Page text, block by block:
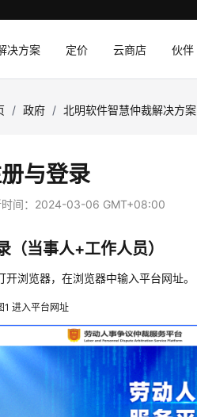
决方案 定价 云商店 伙伴
/ 政府 / 北明软件智慧仲裁解决方案
与登录
间： 2024-03-06 GMT+08:00
（当事人+工作人员）
开浏览器，在浏览器中输入平台网址。
1进入平台网址